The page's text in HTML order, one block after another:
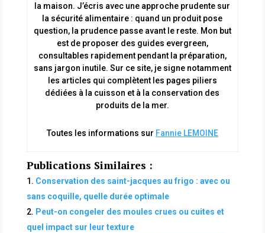
la maison. J’écris avec une approche prudente sur
la sécurité alimentaire : quand un produit pose
question, la prudence passe avant le reste. Mon but
est de proposer des guides evergreen,
consultables rapidement pendant la préparation,
sans jargon inutile. Sur ce site, je signe notamment
les articles qui complètent les pages piliers
dédiées à la cuisson et à la conservation des
produits de la mer.
Toutes les informations sur Fannie LEMOINE
Publications Similaires :
Conservation des saint-jacques au frigo : avec ou
sans coquille, quelle durée optimale
Peut-on congeler des moules crues ou cuites et
quel impact sur leur texture